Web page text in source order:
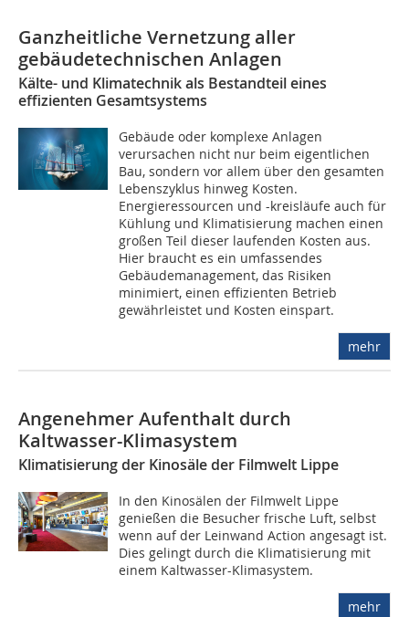
Ganzheitliche Vernetzung aller
gebäudetechnischen Anlagen
Kälte- und Klimatechnik als Bestandteil eines
effizienten Gesamtsystems
Gebäude oder komplexe Anlagen
verursachen nicht nur beim eigentlichen
Bau, sondern vor allem über den gesamten
Lebenszyklus hinweg Kosten.
Energieressourcen und -kreisläufe auch für
Kühlung und Klimatisierung machen einen
großen Teil dieser laufenden Kosten aus.
Hier braucht es ein umfassendes
Gebäudemanagement, das Risiken
minimiert, einen effizienten Betrieb
gewährleistet und Kosten einspart.
mehr
Angenehmer Aufenthalt durch
Kaltwasser-Klimasystem
Klimatisierung der Kinosäle der Filmwelt Lippe
In den Kinosälen der Filmwelt Lippe
genießen die Besucher frische Luft, selbst
wenn auf der Leinwand Action angesagt ist.
Dies gelingt durch die Klimatisierung mit
einem Kaltwasser-Klimasystem.
mehr